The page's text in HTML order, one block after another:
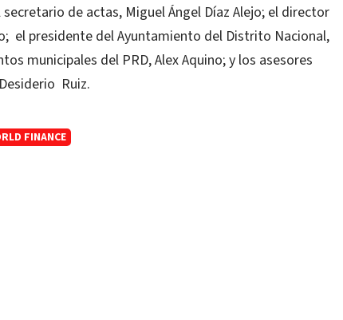
de actas, Miguel Ángel Díaz Alejo; el director
el presidente del Ayuntamiento del Distrito Nacional,
municipales del PRD, Alex Aquino; y los asesores
Ruiz.
FINANCE